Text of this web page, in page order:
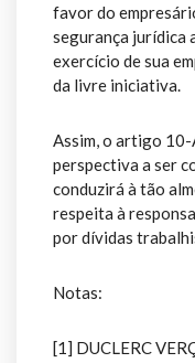
favor do
segurança jurídica
exercício de sua
da livre iniciativa.
Assim, o artigo 10-
perspectiva a ser
conduzirá à tão
respeita à
por dívidas
Notas:
[1] DUCLERC